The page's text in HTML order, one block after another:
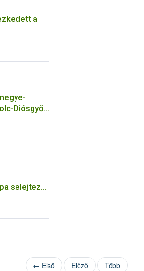
a
Diósgyőri
és Óvoda
selejtező
← Első Előző Több